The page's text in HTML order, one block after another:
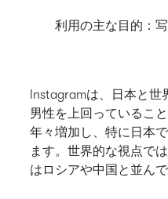
利用の主な目的 ：
Instagramは、日本と
男性を上回っているこ
年々増加し、特に日本
ます。世界的な視点で
はロシアや中国と並ん